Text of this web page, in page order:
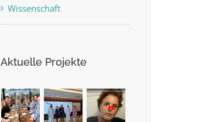
Wissenschaft
Aktuelle Projekte